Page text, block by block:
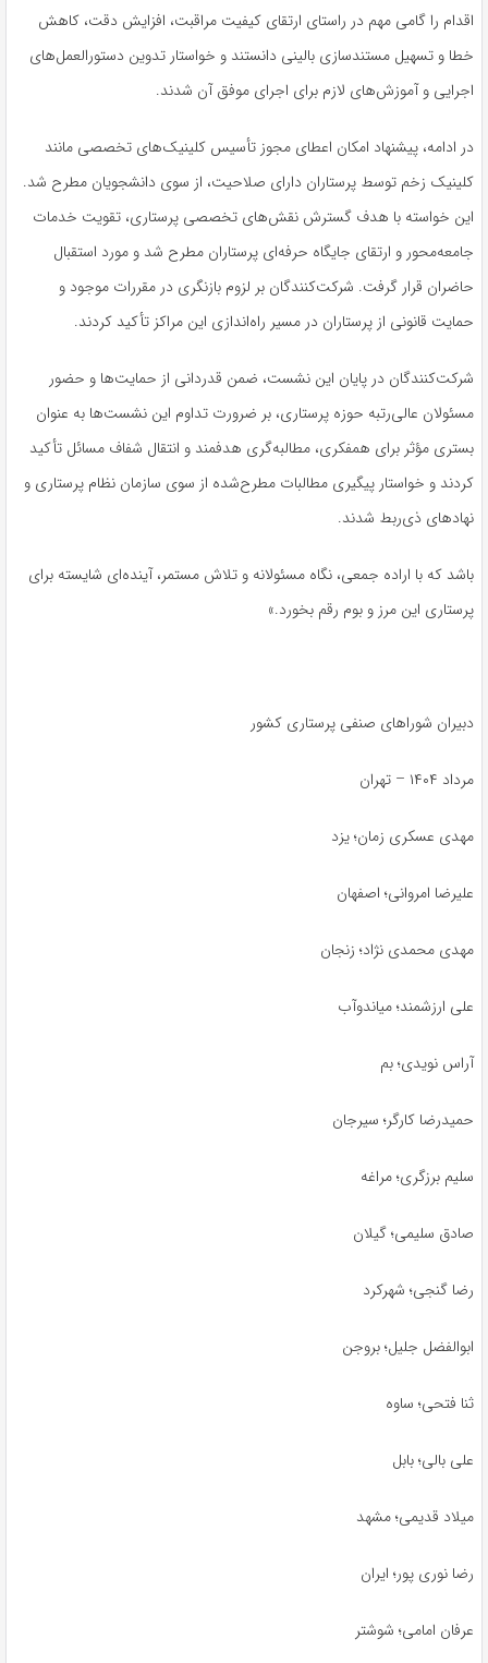
اقدام را گامی مهم در راستای ارتقای کیفیت مراقبت، افزایش دقت، کاهش
خطا و تسهیل مستندسازی بالینی دانستند و خواستار تدوین دستورالعمل‌های
اجرایی و آموزش‌های لازم برای اجرای موفق آن شدند.
در ادامه، پیشنهاد امکان اعطای مجوز تأسیس کلینیک‌های تخصصی مانند
کلینیک زخم توسط پرستاران دارای صلاحیت، از سوی دانشجویان مطرح شد.
این خواسته با هدف گسترش نقش‌های تخصصی پرستاری، تقویت خدمات
جامعه‌محور و ارتقای جایگاه حرفه‌ای پرستاران مطرح شد و مورد استقبال
حاضران قرار گرفت. شرکت‌کنندگان بر لزوم بازنگری در مقررات موجود و
حمایت قانونی از پرستاران در مسیر راه‌اندازی این مراکز تأکید کردند.
شرکت‌کنندگان در پایان این نشست، ضمن قدردانی از حمایت‌ها و حضور
مسئولان عالی‌رتبه حوزه پرستاری، بر ضرورت تداوم این نشست‌ها به عنوان
بستری مؤثر برای همفکری، مطالبه‌گری هدفمند و انتقال شفاف مسائل تأکید
کردند و خواستار پیگیری مطالبات مطرح‌شده از سوی سازمان نظام پرستاری و
نهادهای ذی‌ربط شدند.
باشد که با اراده جمعی، نگاه مسئولانه و تلاش مستمر، آینده‌ای شایسته برای
پرستاری این مرز و بوم رقم بخورد.»
دبیران شوراهای صنفی پرستاری کشور
مرداد ۱۴۰۴ – تهران
مهدی عسکری زمان؛ یزد
علیرضا امروانی؛ اصفهان
مهدی محمدی نژاد؛ زنجان
علی ارزشمند؛ میاندوآب
آراس نویدی؛ بم
حمیدرضا کارگر؛ سیرجان
سلیم برزگری؛ مراغه
صادق سلیمی؛ گیلان
رضا گنجی؛ شهرکرد
ابوالفضل جلیل؛ بروجن
ثنا فتحی؛ ساوه
علی بالی؛ بابل
میلاد قدیمی؛ مشهد
رضا نوری پور؛ ایران
عرفان امامی؛ شوشتر